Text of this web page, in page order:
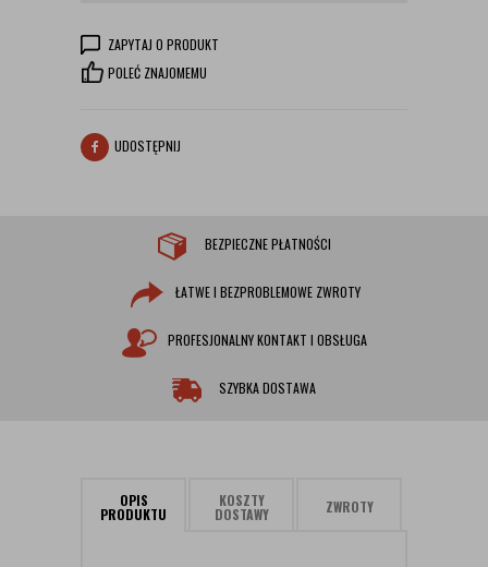
ZAPYTAJ O PRODUKT
POLEĆ ZNAJOMEMU
UDOSTĘPNIJ
BEZPIECZNE PŁATNOŚCI
ŁATWE I BEZPROBLEMOWE ZWROTY
PROFESJONALNY KONTAKT I OBSŁUGA
SZYBKA DOSTAWA
OPIS
PRODUKTU
KOSZTY
DOSTAWY ZWROTY